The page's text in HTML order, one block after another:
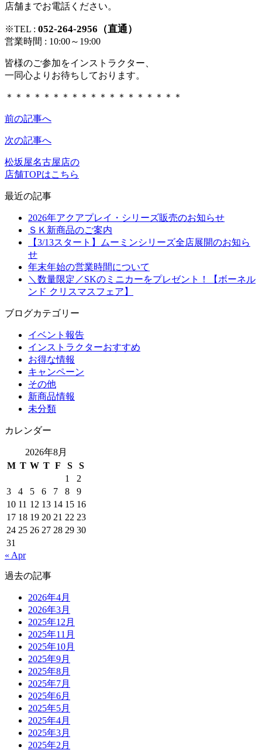
店舗までお電話ください。
※TEL : 052-264-2956（直通）
営業時間 : 10:00～19:00
皆様のご参加をインストラクター、
一同心よりお待ちしております。
＊＊＊＊＊＊＊＊＊＊＊＊＊＊＊＊＊＊＊
前の記事へ
次の記事へ
松坂屋名古屋店の
店舗TOPはこちら
最近の記事
2026年アクアプレイ・シリーズ販売のお知らせ
ＳＫ新商品のご案内
【3/13スタート】ムーミンシリーズ全店展開のお知ら
せ
年末年始の営業時間について
＼数量限定／SKのミニカーをプレゼント！【ボーネル
ンド クリスマスフェア】
ブログカテゴリー
イベント報告
インストラクターおすすめ
お得な情報
キャンペーン
その他
新商品情報
未分類
カレンダー
2026年8月
M T W T F S
S
1
2
3
4 5 6 7 8
9
10 11 12 13 14 15 16
17 18 19 20 21 22 23
24 25 26 27 28 29 30
31
« Apr
過去の記事
2026年4月
2026年3月
2025年12月
2025年11月
2025年10月
2025年9月
2025年8月
2025年7月
2025年6月
2025年5月
2025年4月
2025年3月
2025年2月